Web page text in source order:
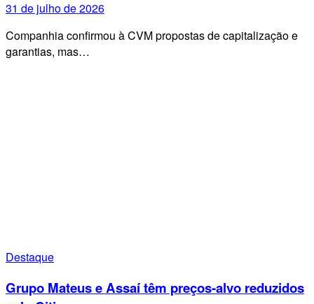
31 de julho de 2026
Companhia confirmou à CVM propostas de capitalização e
garantias, mas…
Destaque
Grupo Mateus e Assaí têm preços-alvo reduzidos